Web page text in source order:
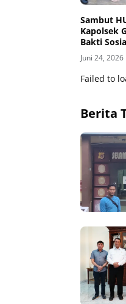
Sambut
Kapolsek
Bakti
Bantuan
Juni 24, 2026
Failed to
Berita